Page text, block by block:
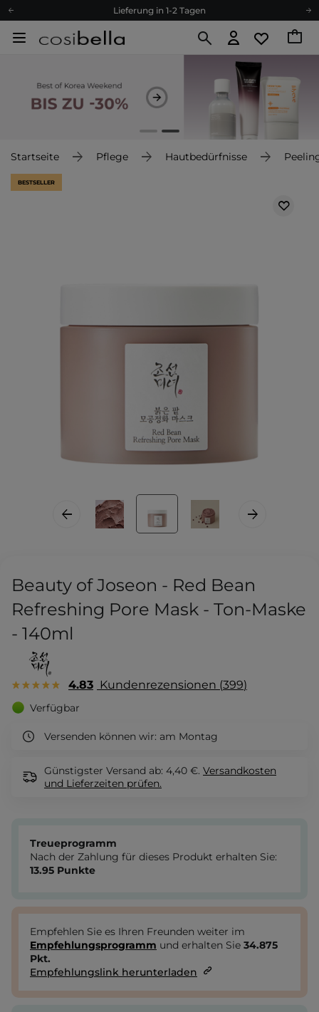
Lieferung in 1-2 Tagen
Empfehle uns weiter und sammle noch mehr Punkte
Versand nach Deutschland und Österreich
Lieferung in 1-2 Tagen
Empfehle uns weiter und sammle noch mehr Punkte
Startseite Pflege Hautbedürfnisse
BESTSELLER
Beauty of Joseon - Red Bean
Refreshing Pore Mask - Ton-Maske
- 140ml
4.83 Kundenrezensionen 399
Verfügbar
Versenden können wir: am Montag
Günstigster Versand ab: 4,40 €. Versandkosten
und Lieferzeiten prüfen.
Treueprogramm
Nach der Zahlung für dieses Produkt erhalten Sie:
13.95 Punkte
Empfehlen Sie es Ihren Freunden weiter im
Empfehlungsprogramm und erhalten Sie 34.875
Pkt.
Empfehlungslink herunterladen